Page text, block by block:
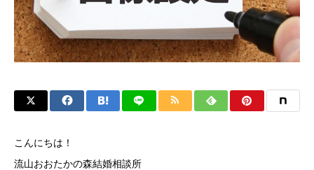
こんにちは！
流山おおたかの森結婚相談所